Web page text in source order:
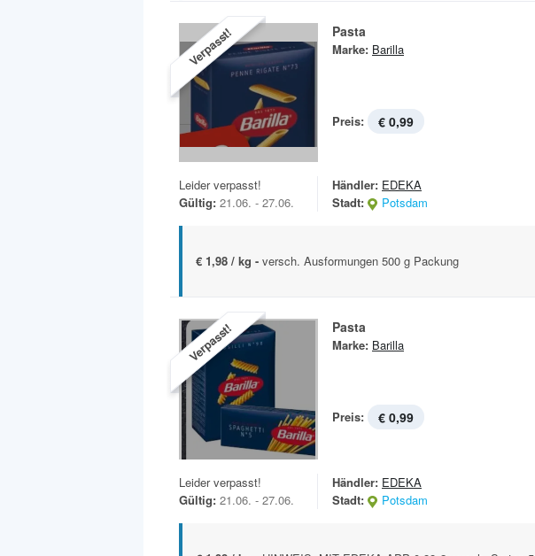
Verpasst! Pasta
Marke: Barilla
Preis: € 0,99
Leider verpasst!
Gültig: 21.06. - 27.06.
Händler: EDEKA
Stadt:
Potsdam
€ 1,98 / kg - versch. Ausformungen 500 g Packung
Verpasst! Pasta
Marke: Barilla
Preis: € 0,99
Leider verpasst!
Gültig: 21.06. - 27.06.
Händler: EDEKA
Stadt:
Potsdam